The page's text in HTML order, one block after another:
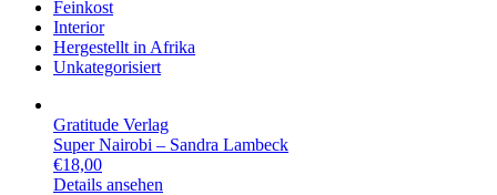
Feinkost
Interior
Hergestellt in Afrika
Unkategorisiert
Gratitude Verlag
Super Nairobi – Sandra Lambeck
€18,00
Details ansehen